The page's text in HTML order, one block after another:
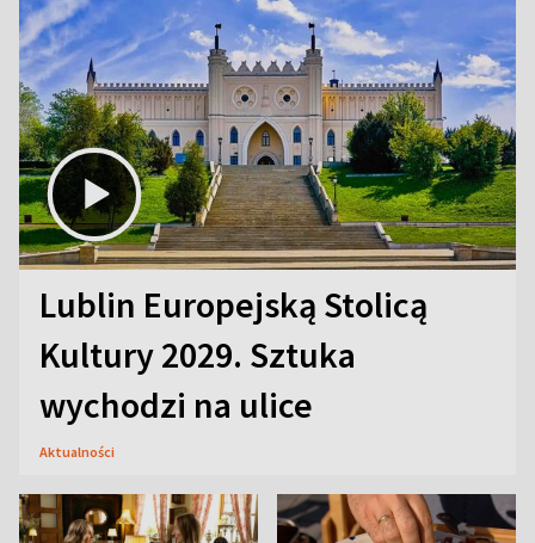
Lublin Europejską Stolicą
Kultury 2029. Sztuka
wychodzi na ulice
Aktualności